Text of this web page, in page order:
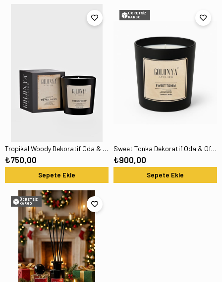
Tropikal Woody Dekoratif Oda & Ofis Premium Kokulu Niche Mum 220 GR
₺750,00
Sepete Ekle
Sweet Tonka Dekoratif Oda & Ofis Premium Kokulu Niche Mum 300GR
₺900,00
Sepete Ekle
ÜCRETSIZ
KARGO
ÜCRETSIZ
KARGO